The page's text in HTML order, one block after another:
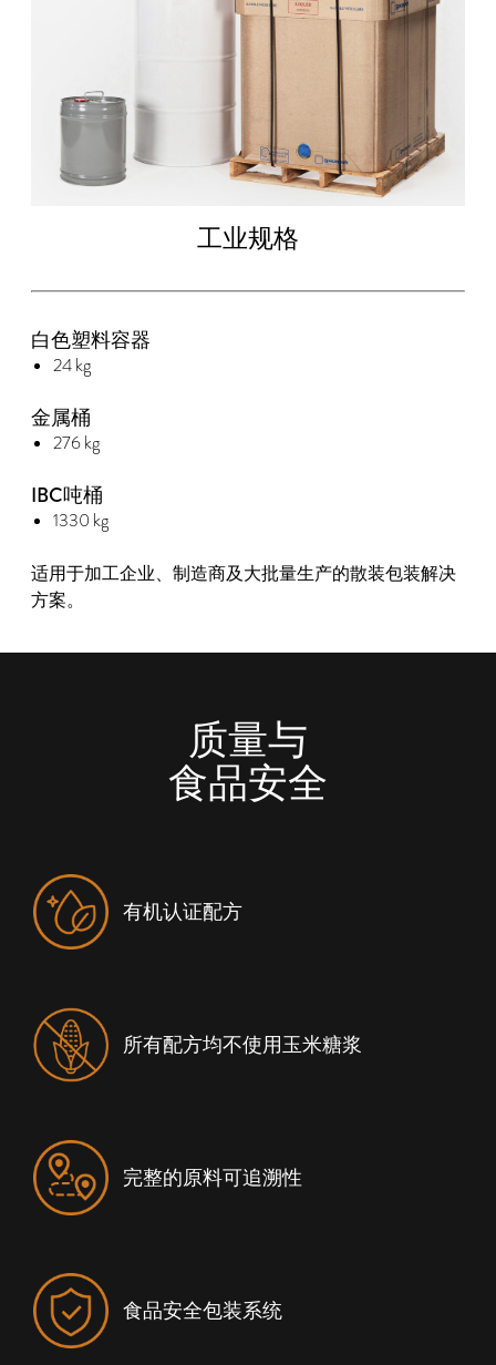
工业规格
白色塑料容器
24 kg
金属桶
276 kg
IBC吨桶
1330 kg
适用于加工企业、制造商及大批量生产的散装包装解决
方案。
质量与
食品安全
有机认证配方
所有配方均不使用玉米糖浆
完整的原料可追溯性
食品安全包装系统